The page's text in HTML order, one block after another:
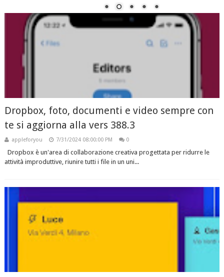
Dropbox, foto, documenti e video sempre con
te si aggiorna alla vers 388.3
appleforyou 7/31/2024 08:00:00 PM 0
Dropbox è un'area di collaborazione creativa progettata per ridurre le
attività improduttive, riunire tutti i file in un uni...